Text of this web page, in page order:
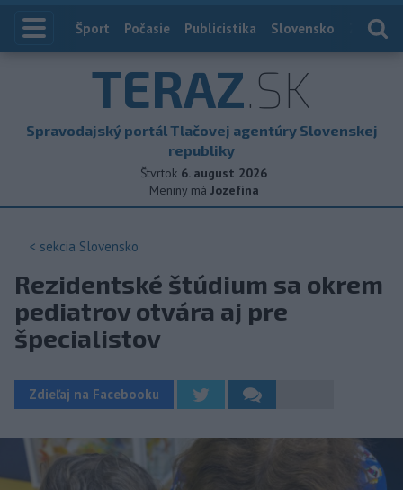
Index
Šport Počasie Publicistika Slovensko
TERAZ.SK
Spravodajský portál Tlačovej agentúry Slovenskej
republiky
Štvrtok 6. august 2026
Meniny má Jozefína
< sekcia Slovensko
Rezidentské štúdium sa okrem
pediatrov otvára aj pre
špecialistov
Zdieľaj na Facebooku